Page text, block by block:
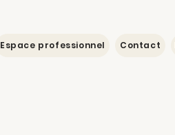
Espace professionnel Contact